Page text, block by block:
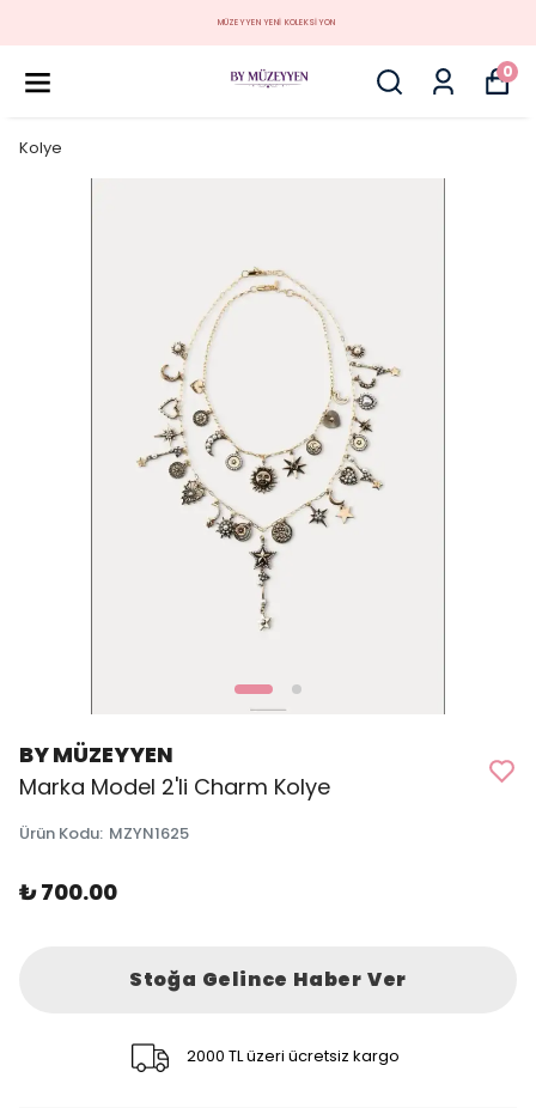
MÜZEYYEN YENİ KOLEKSİYON
0
Kolye
BY MÜZEYYEN
Marka Model 2'li Charm Kolye
Ürün Kodu: MZYN1625
₺ 700.00
Stoğa Gelince Haber Ver
2000 TL üzeri ücretsiz kargo